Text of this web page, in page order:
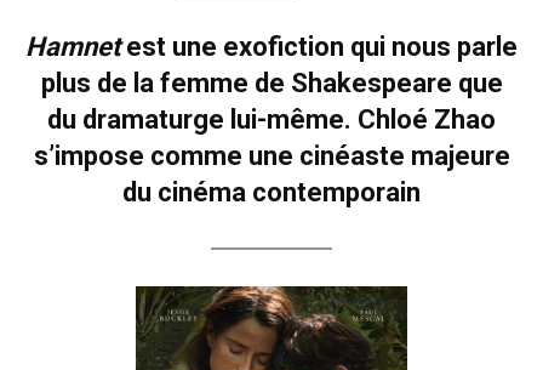
Hamnetest une exofiction qui nous parle
plus de la femme de Shakespeare que
du dramaturge lui-même. Chloé Zhao
s’impose comme une cinéaste majeure
du cinéma contemporain